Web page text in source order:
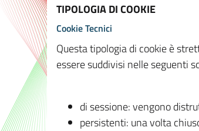
TIPOLOGIA DI COOKIE
Cookie Tecnici
Questa tipologia di cookie è
essere suddivisi nelle seguenti
di sessione: vengono
persistenti: una volta